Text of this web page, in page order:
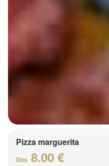
Pizza marguerita
Dès 8.00 €